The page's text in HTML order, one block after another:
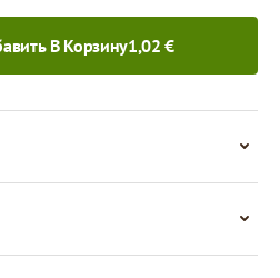
В Корзину1,02 €